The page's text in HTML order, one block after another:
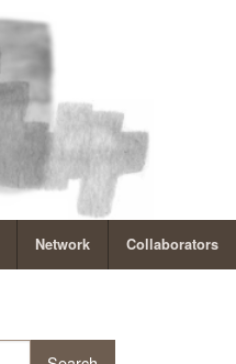
Network Collaborators